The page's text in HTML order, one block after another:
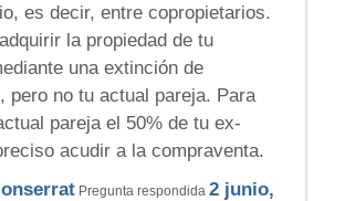
es decir, entre copropietarios.
la propiedad de tu
una extinción de
pero no tu actual pareja. Para
pareja el 50% de tu ex-
acudir a la compraventa.
Pregunta respondida 2 junio,